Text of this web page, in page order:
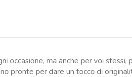
occasione, ma anche per voi stessi,
pronte per dare un tocco di